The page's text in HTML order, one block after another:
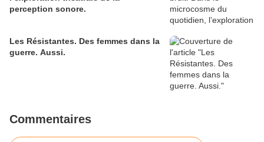
perception sonore.
Les Résistantes. Des femmes dans la
guerre. Aussi.
Commentaires